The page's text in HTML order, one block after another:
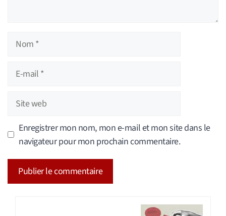
Nom
Site
web
Enregistrer mon nom, mon e-mail et mon site dans le
navigateur pour mon prochain commentaire.